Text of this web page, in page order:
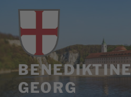
Saltar
contenido
GEORG